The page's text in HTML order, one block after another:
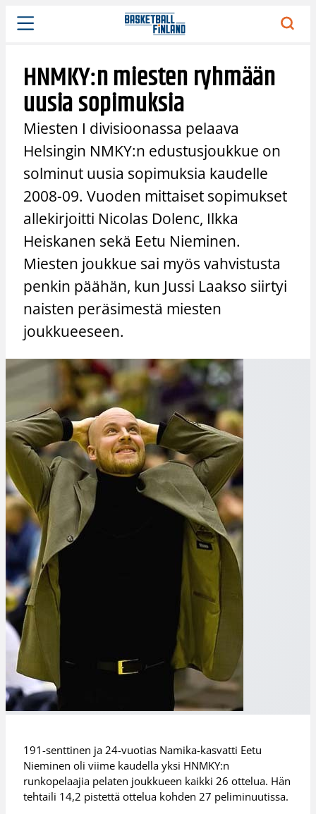
Siirry
sisältöön
HNMKY:n miesten ryhmään
uusia sopimuksia
Miesten I divisioonassa pelaava
Helsingin NMKY:n edustusjoukkue on
solminut uusia sopimuksia kaudelle
2008-09. Vuoden mittaiset sopimukset
allekirjoitti Nicolas Dolenc, Ilkka
Heiskanen sekä Eetu Nieminen.
Miesten joukkue sai myös vahvistusta
penkin päähän, kun Jussi Laakso siirtyi
naisten peräsimestä miesten
joukkueeseen.
191-senttinen ja 24-vuotias Namika-kasvatti Eetu
Nieminen oli viime kaudella yksi HNMKY:n
runkopelaajia pelaten joukkueen kaikki 26 ottelua. Hän
tehtaili 14,2 pistettä ottelua kohden 27 peliminuutissa.